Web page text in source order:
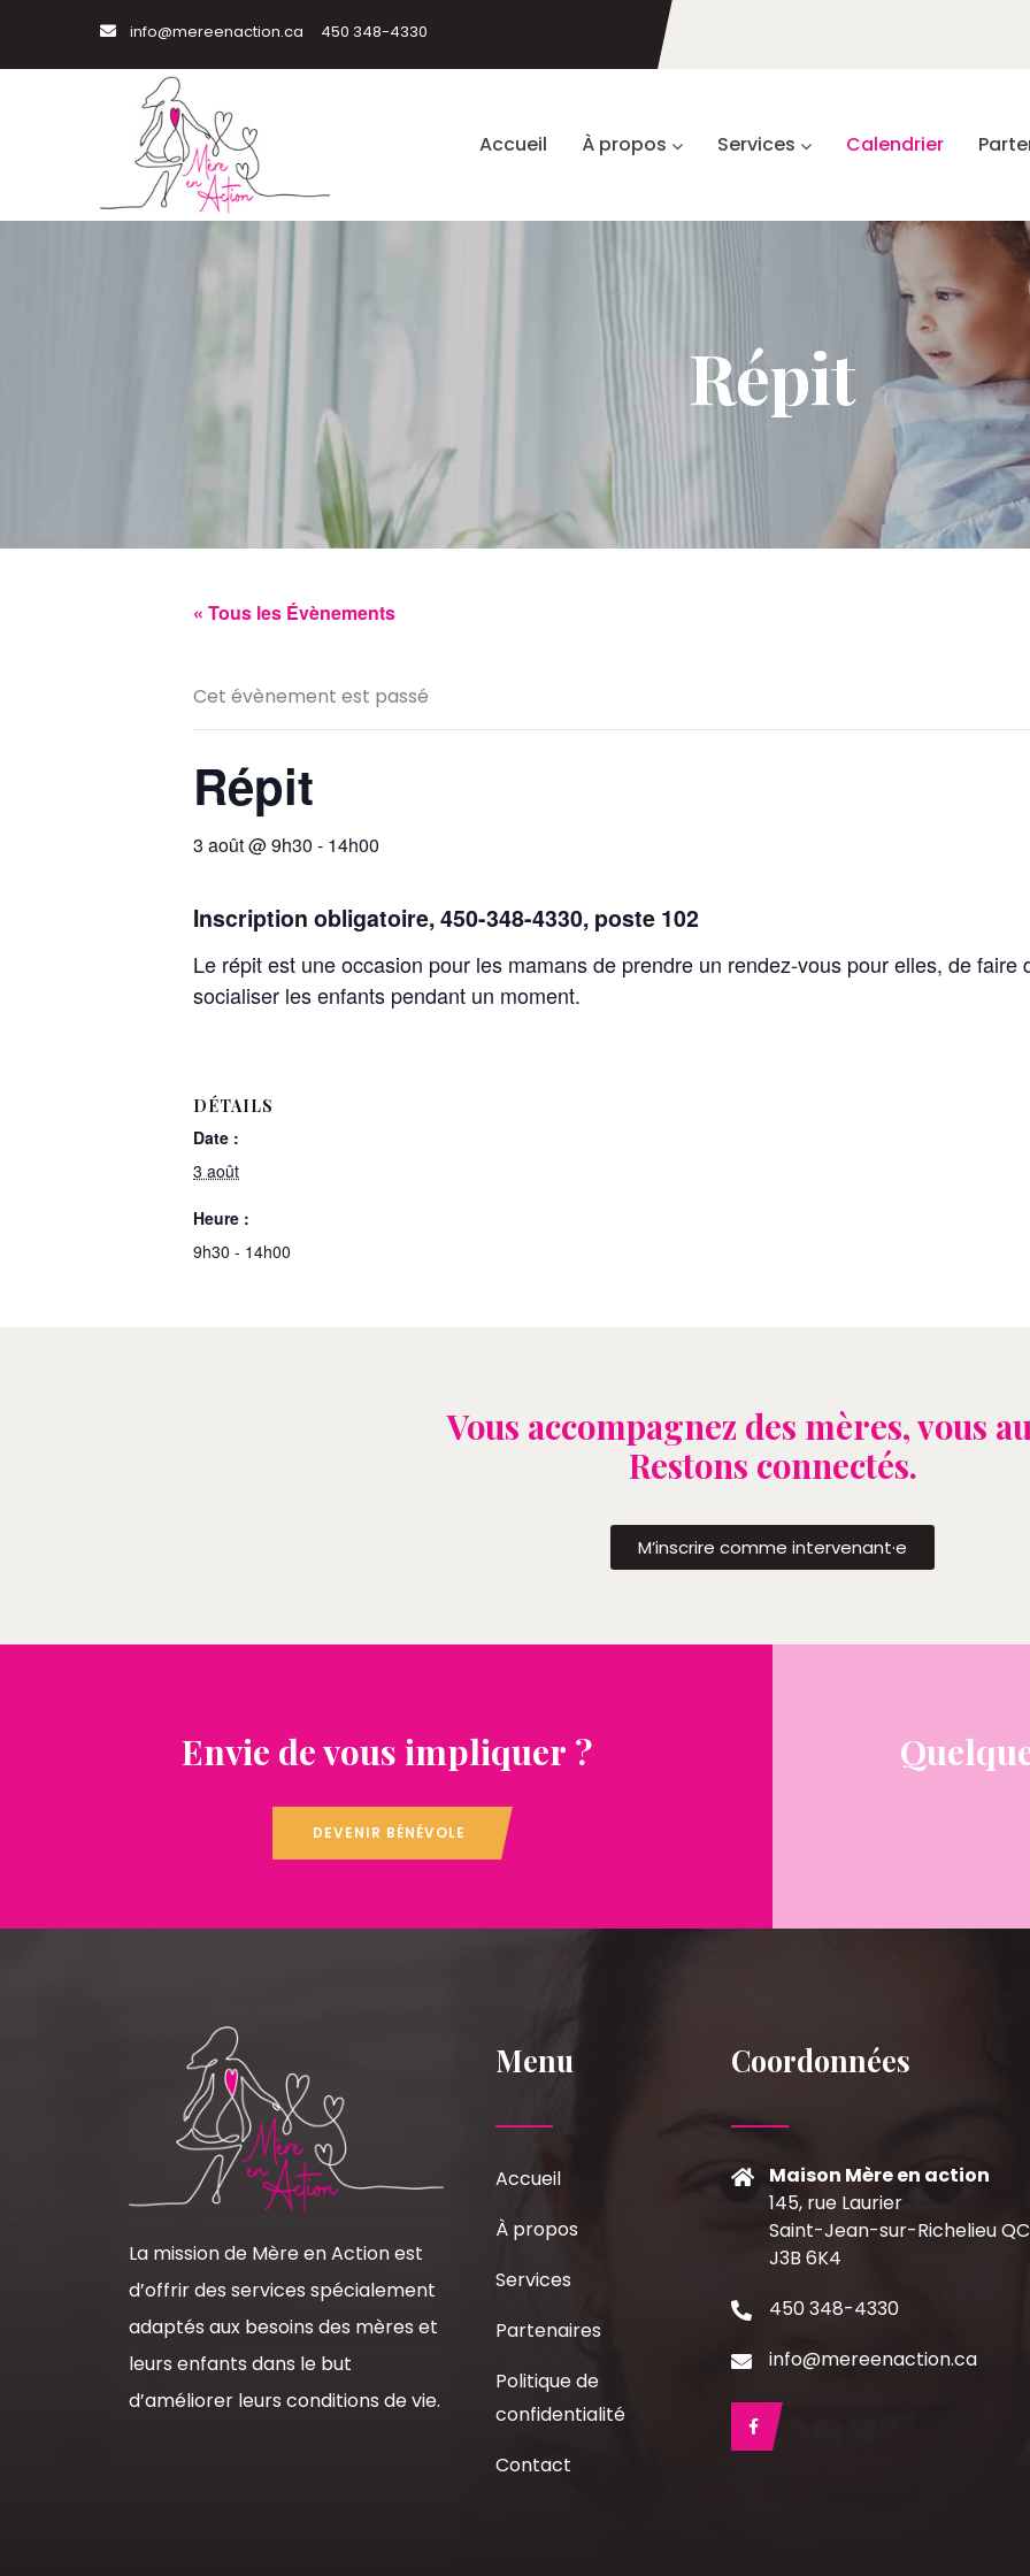
info@mereenaction.ca 450 348-4330
Accueil À propos Services Calendrier
Répit
« Tous les Évènements
Cet évènement est passé
Répit
3 août @ 9h30 - 14h00
Inscription obligatoire, 450-348-4330, poste 102
Le répit est une occasion pour les mamans de prendre un rendez-vous pour elles, de faire
socialiser les enfants pendant un moment.
DÉTAILS
Date :
3 août
Heure :
9h30 - 14h00
Vous accompagnez des mères, vous
Restons connectés.
M’inscrire comme intervenant·e
Envie de vous impliquer ?
DEVENIR BÉNÉVOLE
La mission de Mère en Action est
d’offrir des services spécialement
adaptés aux besoins des mères et
leurs enfants dans le but
d’améliorer leurs conditions de vie.
Menu
Accueil
À propos
Services
Partenaires
Politique de
confidentialité
Contact
Coordonnées
Maison Mère en action
145, rue Laurier
Saint-Jean-sur-Richelieu QC
J3B 6K4
450 348-4330
info@mereenaction.ca